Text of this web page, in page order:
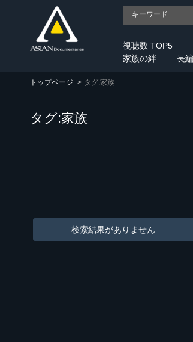
視聴数 TOP5
家族の絆
長
トップページ タグ:家族
タグ:家族
検索結果がありません